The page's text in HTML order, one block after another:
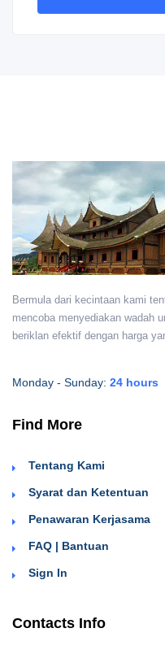
Bermula dari kecintaan kami
mencoba menyediakan wadah
beriklan efektif dengan harga
Monday - Sunday: 24 hours
Find More
Tentang Kami
Syarat dan Ketentuan
Penawaran Kerjasama
FAQ | Bantuan
Sign In
Contacts Info